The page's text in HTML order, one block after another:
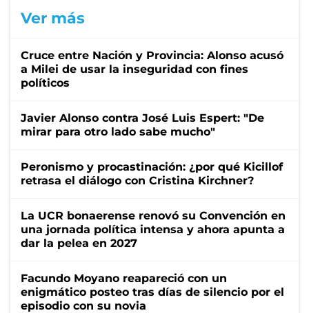
Ver más
Cruce entre Nación y Provincia: Alonso acusó
a Milei de usar la inseguridad con fines
políticos
Javier Alonso contra José Luis Espert: "De
mirar para otro lado sabe mucho"
Peronismo y procastinación: ¿por qué Kicillof
retrasa el diálogo con Cristina Kirchner?
La UCR bonaerense renovó su Convención en
una jornada política intensa y ahora apunta a
dar la pelea en 2027
Facundo Moyano reapareció con un
enigmático posteo tras días de silencio por el
episodio con su novia